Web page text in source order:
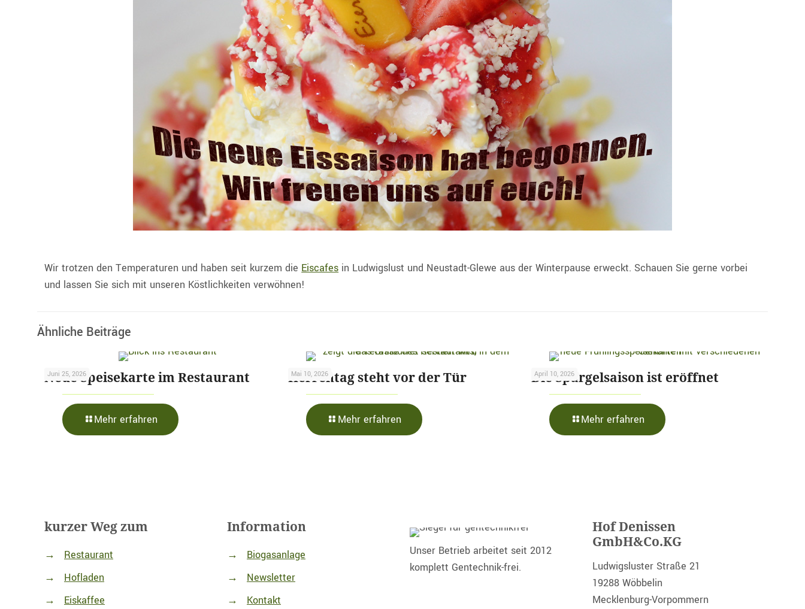
Wir trotzen den Temperaturen und haben seit kurzem die Eiscafes in Ludwigslust und Neustadt-Glewe aus der Winterpause erweckt. Schauen Sie gerne vorbei
und lassen Sie sich mit unseren Köstlichkeiten verwöhnen!
Ähnliche Beiträge
Juni 25, 2026
Neue Speisekarte im Restaurant
Mehr erfahren
Neue
Mai 10, 2026
Herrentag steht vor der Tür
Mehr erfahren-
Herrentag
April 10, 2026
Die Spargelsaison ist eröffnet
Mehr erfahren
Die
kurzer Weg zum
→
Restaurant
→
Hofladen
→
Eiskaffee
Information
→
Biogasanlage
→
Newsletter
→
Kontakt
Unser Betrieb arbeitet seit 2012
komplett Gentechnik-frei.
Hof Denissen
GmbH&Co.KG
Ludwigsluster Straße 21
19288 Wöbbelin
Mecklenburg-Vorpommern